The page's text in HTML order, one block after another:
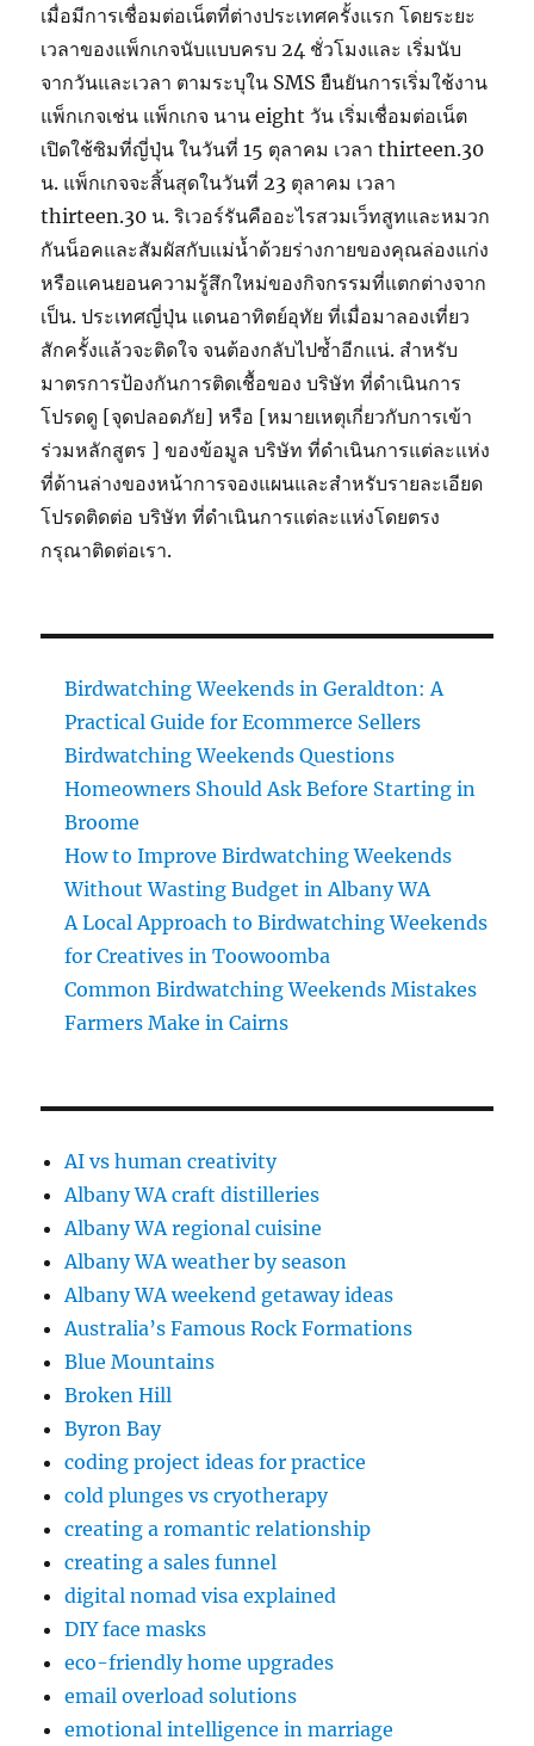
เมื่อมีการเชื่อมต่อเน็ตที่ต่างประเทศครั้งแรก โดยระยะ
เวลาของแพ็กเกจนับแบบครบ 24 ชั่วโมงและ เริ่มนับ
จากวันและเวลา ตามระบุใน SMS ยืนยันการเริ่มใช้งาน
แพ็กเกจเช่น แพ็กเกจ นาน eight วัน เริ่มเชื่อมต่อเน็ต
เปิดใช้ซิมที่ญี่ปุ่น ในวันที่ 15 ตุลาคม เวลา thirteen.30
น. แพ็กเกจจะสิ้นสุดในวันที่ 23 ตุลาคม เวลา
thirteen.30 น. ริเวอร์รันคืออะไรสวมเว็ทสูทและหมวก
กันน็อคและสัมผัสกับแม่น้ำด้วยร่างกายของคุณล่องแก่ง
หรือแคนยอนความรู้สึกใหม่ของกิจกรรมที่แตกต่างจาก
เป็น. ประเทศญี่ปุ่น แดนอาทิตย์อุทัย ที่เมื่อมาลองเที่ยว
สักครั้งแล้วจะติดใจ จนต้องกลับไปซ้ำอีกแน่. สำหรับ
มาตรการป้องกันการติดเชื้อของ บริษัท ที่ดำเนินการ
โปรดดู [จุดปลอดภัย] หรือ [หมายเหตุเกี่ยวกับการเข้า
ร่วมหลักสูตร ] ของข้อมูล บริษัท ที่ดำเนินการแต่ละแห่ง
ที่ด้านล่างของหน้าการจองแผนและสำหรับรายละเอียด
โปรดติดต่อ บริษัท ที่ดำเนินการแต่ละแห่งโดยตรง
กรุณาติดต่อเรา.
Birdwatching Weekends in Geraldton: A
Practical Guide for Ecommerce Sellers
Birdwatching Weekends Questions
Homeowners Should Ask Before Starting in
Broome
How to Improve Birdwatching Weekends
Without Wasting Budget in Albany WA
A Local Approach to Birdwatching Weekends
for Creatives in Toowoomba
Common Birdwatching Weekends Mistakes
Farmers Make in Cairns
AI vs human creativity
Albany WA craft distilleries
Albany WA regional cuisine
Albany WA weather by season
Albany WA weekend getaway ideas
Australia’s Famous Rock Formations
Blue Mountains
Broken Hill
Byron Bay
coding project ideas for practice
cold plunges vs cryotherapy
creating a romantic relationship
creating a sales funnel
digital nomad visa explained
DIY face masks
eco-friendly home upgrades
email overload solutions
emotional intelligence in marriage